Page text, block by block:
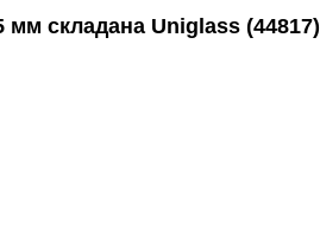
мм складана Uniglass (44817)